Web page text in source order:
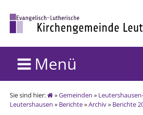
Menü
Sie sind hier: »Gemeinden »
Leutershausen » Berichte»Archiv» Berichte